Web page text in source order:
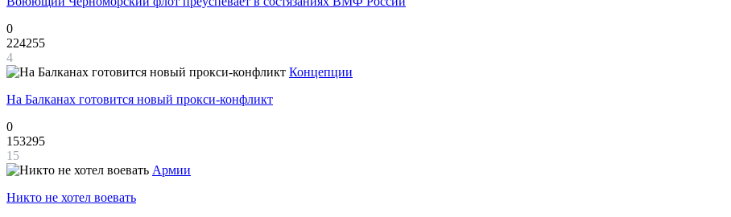
0
224255
4
Концепции
На Балканах готовится новый прокси-конфликт
0
153295
15
Армии
Никто не хотел воевать